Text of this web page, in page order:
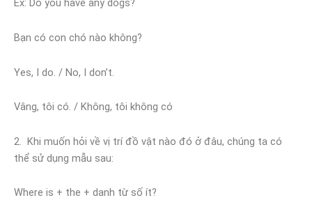
Ex: Do you have any dogs?
Bạn có con chó nào không?
Yes, I do. / No, I don’t.
Vâng, tôi có. / Không, tôi không có
2. Khi muốn hỏi về vị trí đồ vật nào đó ở đâu, chúng ta có
thể sử dụng mẫu sau:
Where is + the + danh từ số ít?